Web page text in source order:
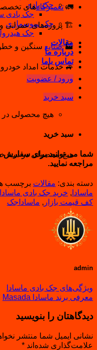
جک بادی
جک بادی
جک سوسماری
جک
مقالات
درباره ما
تماس باما
ورود / عضویت
سبد خرید
هیچ محصولی در
سبد خرید
هیچ محصولی در سبد
🚛 تعمیرگاه‌های
🏗 پروژه‌های عمرانی و
🏭صنایع سنگین و
🚙 خدمات امداد
شما می توانید برای سفارش
مراجعه نمایید.
دسته بندی: مقالات برچسب
ماسادا , خرید جک بادی ماسادا
کف قیمت بازار , ماساداجک
admin
ویژگی‌های جک بادی ماسادا
معرفی برند ماسادا Masada
دیدگاهتان را بنویسید
نشانی ایمیل شما منتشر
علامت‌گذاری شده‌اند *